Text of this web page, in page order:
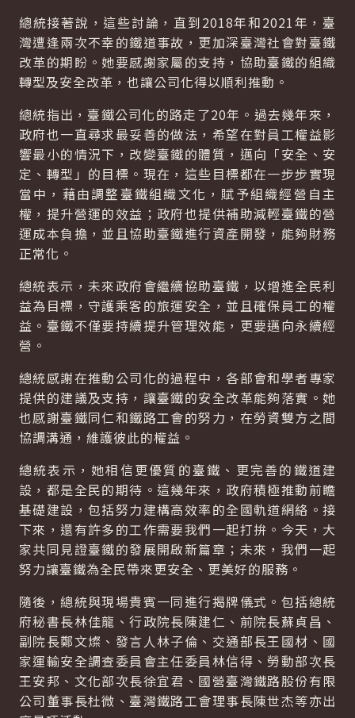
總統接著說，這些討論，直到2018年和2021年，臺
灣遭逢兩次不幸的鐵道事故，更加深臺灣社會對臺鐵
改革的期盼。她要感謝家屬的支持，協助臺鐵的組織
轉型及安全改革，也讓公司化得以順利推動。
總統指出，臺鐵公司化的路走了20年。過去幾年來，
政府也一直尋求最妥善的做法，希望在對員工權益影
響最小的情況下，改變臺鐵的體質，邁向「安全、安
定、轉型」的目標。現在，這些目標都在一步步實現
當中，藉由調整臺鐵組織文化，賦予組織經營自主
權，提升營運的效益；政府也提供補助減輕臺鐵的營
運成本負擔，並且協助臺鐵進行資產開發，能夠財務
正常化。
總統表示，未來政府會繼續協助臺鐵，以增進全民利
益為目標，守護乘客的旅運安全，並且確保員工的權
益。臺鐵不僅要持續提升管理效能，更要邁向永續經
營。
總統感謝在推動公司化的過程中，各部會和學者專家
提供的建議及支持，讓臺鐵的安全改革能夠落實。她
也感謝臺鐵同仁和鐵路工會的努力，在勞資雙方之間
協調溝通，維護彼此的權益。
總統表示，她相信更優質的臺鐵、更完善的鐵道建
設，都是全民的期待。這幾年來，政府積極推動前瞻
基礎建設，包括努力建構高效率的全國軌道網絡。接
下來，還有許多的工作需要我們一起打拚。今天，大
家共同見證臺鐵的發展開啟新篇章；未來，我們一起
努力讓臺鐵為全民帶來更安全、更美好的服務。
隨後，總統與現場貴賓一同進行揭牌儀式。包括總統
府秘書長林佳龍、行政院長陳建仁、前院長蘇貞昌、
副院長鄭文燦、發言人林子倫、交通部長王國材、國
家運輸安全調查委員會主任委員林信得、勞動部次長
王安邦、文化部次長徐宜君、國營臺灣鐵路股份有限
公司董事長杜微、臺灣鐵路工會理事長陳世杰等亦出